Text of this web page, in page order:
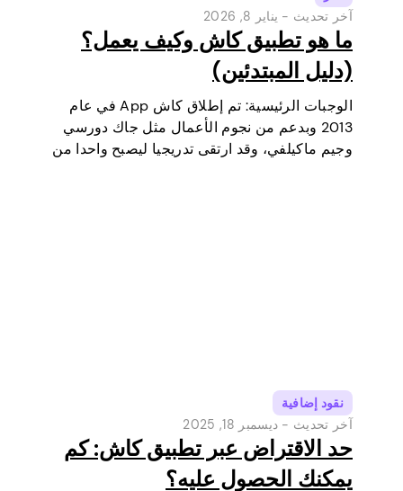
آخر تحديث - يناير 8, 2026
ما هو تطبيق كاش وكيف يعمل؟
(دليل المبتدئين)
الوجبات الرئيسية: تم إطلاق كاش App في عام
2013 وبدعم من نجوم الأعمال مثل جاك دورسي
وجيم ماكيلفي، وقد ارتقى تدريجيا ليصبح واحدا من
نقود إضافية
آخر تحديث - ديسمبر 18, 2025
حد الاقتراض عبر تطبيق كاش: كم
يمكنك الحصول عليه؟